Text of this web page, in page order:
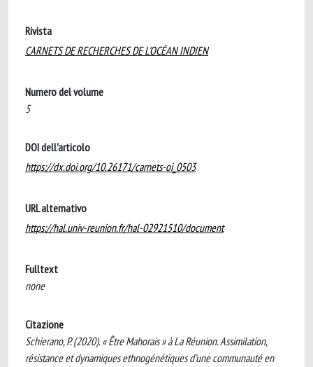
Rivista
CARNETS DE RECHERCHES DE L'OCÉAN INDIEN
Numero del volume
5
DOI dell'articolo
https://dx.doi.org/10.26171/carnets-oi_0503
URL alternativo
https://hal.univ-reunion.fr/hal-02921510/document
Fulltext
none
Citazione
Schierano, P. (2020). « Être Mahorais » à La Réunion. Assimilation,
résistance et dynamiques ethnogénétiques d’une communauté en